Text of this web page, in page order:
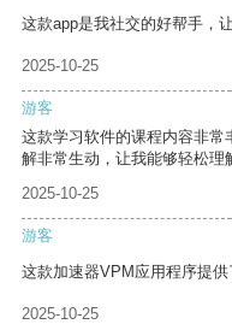
这款app是我社交的好帮手，
2025-10-25
游客
这款学习软件的课程内容非
解非常生动，让我能够轻松理
2025-10-25
游客
这款加速器VPM应用程序提供
2025-10-25